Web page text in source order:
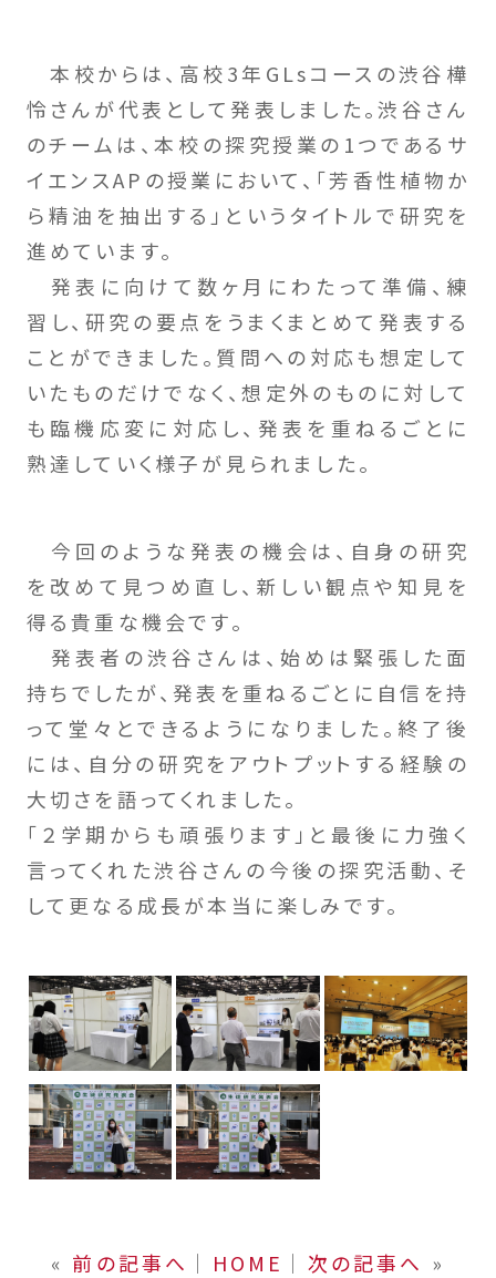
本校からは、高校3年GLsコースの渋谷樺
怜さんが代表として発表しました。渋谷さん
のチームは、本校の探究授業の1つであるサ
イエンスAPの授業において、「芳香性植物か
ら精油を抽出する」というタイトルで研究を
進めています。
発表に向けて数ヶ月にわたって準備、練
習し、研究の要点をうまくまとめて発表する
ことができました。質問への対応も想定して
いたものだけでなく、想定外のものに対して
も臨機応変に対応し、発表を重ねるごとに
熟達していく様子が見られました。
今回のような発表の機会は、自身の研究
を改めて見つめ直し、新しい観点や知見を
得る貴重な機会です。
発表者の渋谷さんは、始めは緊張した面
持ちでしたが、発表を重ねるごとに自信を持
って堂々とできるようになりました。終了後
には、自分の研究をアウトプットする経験の
大切さを語ってくれました。
「２学期からも頑張ります」と最後に力強く
言ってくれた渋谷さんの今後の探究活動、そ
して更なる成長が本当に楽しみです。
« 前の記事へ │ HOME │ 次の記事へ »